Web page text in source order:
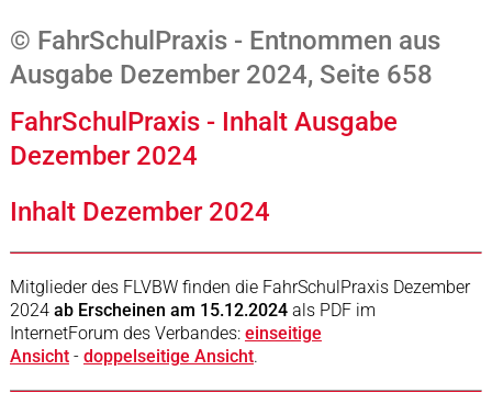
© FahrSchulPraxis - Entnommen aus
Ausgabe Dezember 2024, Seite 658
FahrSchulPraxis - Inhalt Ausgabe
Dezember 2024
Inhalt Dezember 2024
Mitglieder des FLVBW finden die FahrSchulPraxis Dezember
2024 ab Erscheinen am 15.12.2024als PDF im
InternetForum des Verbandes: einseitige
Ansicht- doppelseitige Ansicht.